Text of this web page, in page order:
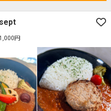
ルを絞り込む
も入りやすいお店
あり 夜10時以降も営業
迎 テイクアウトOK
のみ 喫煙席あり
を絞り込む
5分以内
入りやすいお店
あり 夜10時以降も営業
円